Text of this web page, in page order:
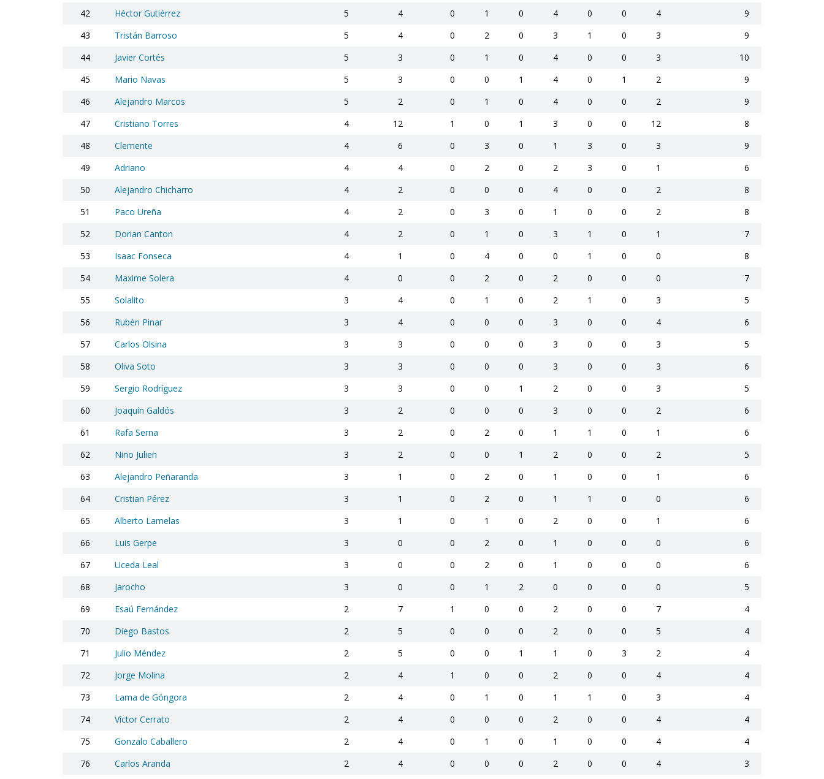
42
Héctor Gutiérrez 5 4 0 1 0 4 0 0 4
9
43
Tristán Barroso 5 4 0 2 0 3 1 0 3
9
44
Javier Cortés 5 3 0 1 0 4 0 0 3
10
45
Mario Navas 5 3 0 0 1 4 0 1 2
9
46
Alejandro Marcos 5 2 0 1 0 4 0 0 2
9
47
Cristiano Torres 4 12 1 0 1 3 0 0 12
8
48
Clemente 4 6 0 3 0 1 3 0 3
9
49
Adriano 4 4 0 2 0 2 3 0 1
6
50
Alejandro Chicharro 4 2 0 0 0 4 0 0 2
8
51
Paco Ureña 4 2 0 3 0 1 0 0 2
8
52
Dorian Canton 4 2 0 1 0 3 1 0 1
7
53
Isaac Fonseca 4 1 0 4 0 0 1 0 0
8
54
Maxime Solera 4 0 0 2 0 2 0 0 0
7
55
Solalito 3 4 0 1 0 2 1 0 3
5
56
Rubén Pinar 3 4 0 0 0 3 0 0 4
6
57
Carlos Olsina 3 3 0 0 0 3 0 0 3
5
58
Oliva Soto 3 3 0 0 0 3 0 0 3
6
59
Sergio Rodríguez 3 3 0 0 1 2 0 0 3
5
60
Joaquín Galdós 3 2 0 0 0 3 0 0 2
6
61
Rafa Serna 3 2 0 2 0 1 1 0 1
6
62
Nino Julien 3 2 0 0 1 2 0 0 2
5
63
Alejandro Peñaranda 3 1 0 2 0 1 0 0 1
6
64
Cristian Pérez 3 1 0 2 0 1 1 0 0
6
65
Alberto Lamelas 3 1 0 1 0 2 0 0 1
6
66
Luis Gerpe 3 0 0 2 0 1 0 0 0
6
67
Uceda Leal 3 0 0 2 0 1 0 0 0
6
68
Jarocho 3 0 0 1 2 0 0 0 0
5
69
Esaú Fernández 2 7 1 0 0 2 0 0 7
4
70
Diego Bastos 2 5 0 0 0 2 0 0 5
4
71
Julio Méndez 2 5 0 0 1 1 0 3 2
4
72
Jorge Molina 2 4 1 0 0 2 0 0 4
4
73
Lama de Góngora 2 4 0 1 0 1 1 0 3
4
74
Víctor Cerrato 2 4 0 0 0 2 0 0 4
4
75
Gonzalo Caballero 2 4 0 1 0 1 0 0 4
4
76
Carlos Aranda 2 4 0 0 0 2 0 0 4 3